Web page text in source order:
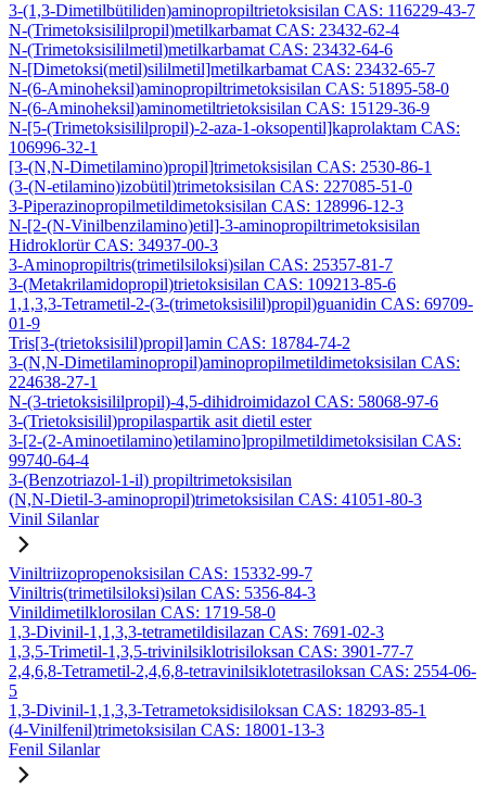
3-(1,3-Dimetilbütiliden)aminopropiltrietoksisilan CAS: 116229-43-7
N-(Trimetoksisililpropil)metilkarbamat CAS: 23432-62-4
N-(Trimetoksisililmetil)metilkarbamat CAS: 23432-64-6
N-[Dimetoksi(metil)sililmetil]metilkarbamat CAS: 23432-65-7
N-(6-Aminoheksil)aminopropiltrimetoksisilan CAS: 51895-58-0
N-(6-Aminoheksil)aminometiltrietoksisilan CAS: 15129-36-9
N-[5-(Trimetoksisililpropil)-2-aza-1-oksopentil]kaprolaktam CAS:
106996-32-1
[3-(N,N-Dimetilamino)propil]trimetoksisilan CAS: 2530-86-1
(3-(N-etilamino)izobütil)trimetoksisilan CAS: 227085-51-0
3-Piperazinopropilmetildimetoksisilan CAS: 128996-12-3
N-[2-(N-Vinilbenzilamino)etil]-3-aminopropiltrimetoksisilan
Hidroklorür CAS: 34937-00-3
3-Aminopropiltris(trimetilsiloksi)silan CAS: 25357-81-7
3-(Metakrilamidopropil)trietoksisilan CAS: 109213-85-6
1,1,3,3-Tetrametil-2-(3-(trimetoksisilil)propil)guanidin CAS: 69709-
01-9
Tris[3-(trietoksisilil)propil]amin CAS: 18784-74-2
3-(N,N-Dimetilaminopropil)aminopropilmetildimetoksisilan CAS:
224638-27-1
N-(3-trietoksisililpropil)-4,5-dihidroimidazol CAS: 58068-97-6
3-(Trietoksisilil)propilaspartik asit dietil ester
3-[2-(2-Aminoetilamino)etilamino]propilmetildimetoksisilan CAS:
99740-64-4
3-(Benzotriazol-1-il) propiltrimetoksisilan
(N,N-Dietil-3-aminopropil)trimetoksisilan CAS: 41051-80-3
Vinil Silanlar
Viniltriizopropenoksisilan CAS: 15332-99-7
Viniltris(trimetilsiloksi)silan CAS: 5356-84-3
Vinildimetilklorosilan CAS: 1719-58-0
1,3-Divinil-1,1,3,3-tetrametildisilazan CAS: 7691-02-3
1,3,5-Trimetil-1,3,5-trivinilsiklotrisiloksan CAS: 3901-77-7
2,4,6,8-Tetrametil-2,4,6,8-tetravinilsiklotetrasiloksan CAS: 2554-06-
5
1,3-Divinil-1,1,3,3-Tetrametoksidisiloksan CAS: 18293-85-1
(4-Vinilfenil)trimetoksisilan CAS: 18001-13-3
Fenil Silanlar